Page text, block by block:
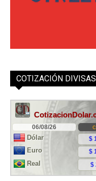
COTIZACIÓN DIVISAS